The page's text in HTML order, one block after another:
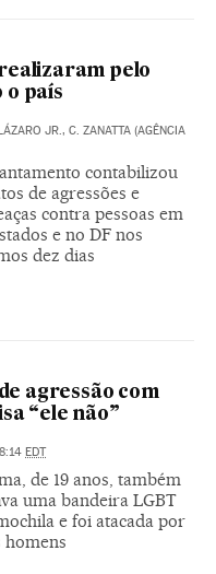
pelo
o país
JR., C. ZANATTA (AGÊNCIA
contabilizou
de agressões e
contra pessoas em
e no DF nos
dez dias
agressão com
“ele não”
EDT
de 19 anos, também
uma bandeira LGBT
e foi atacada por
homens